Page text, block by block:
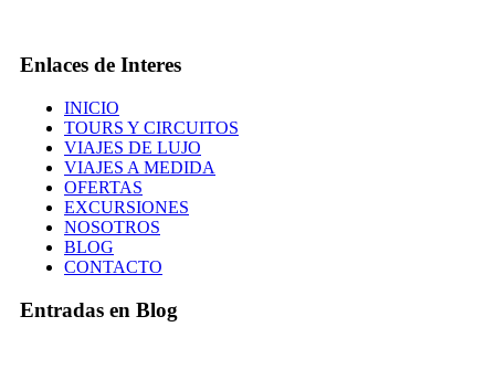
Enlaces de Interes
INICIO
TOURS Y CIRCUITOS
VIAJES DE LUJO
VIAJES A MEDIDA
OFERTAS
EXCURSIONES
NOSOTROS
BLOG
CONTACTO
Entradas en Blog